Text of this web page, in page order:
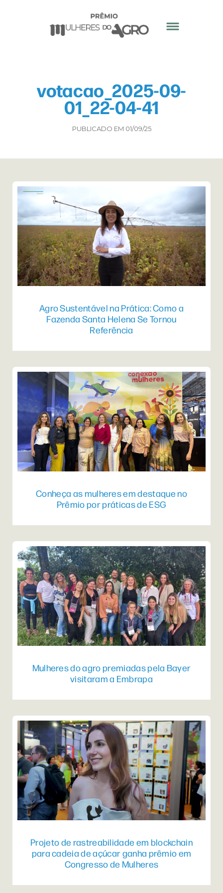
votacao_2025-09-
01_22-04-41
PUBLICADO EM 01/09/25
Agro Sustentável na Prática: Como a
Fazenda Santa Helena Se Tornou
Referência
Conheça as mulheres em destaque no
Prêmio por práticas de ESG
Mulheres do agro premiadas pela Bayer
visitaram a Embrapa
Projeto de rastreabilidade em blockchain
para cadeia de açúcar ganha prêmio em
Congresso de Mulheres